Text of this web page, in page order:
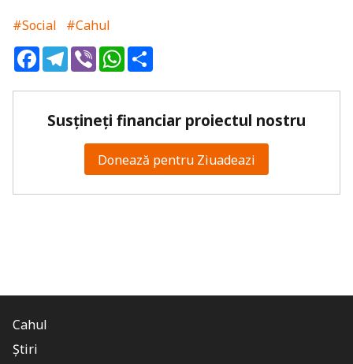
#Social
#Cahul
FacebookTelegram
ViberWhatsApp
Susțineți financiar proiectul nostru
Donează pentru Ziuadeazi
Cahul
Știri